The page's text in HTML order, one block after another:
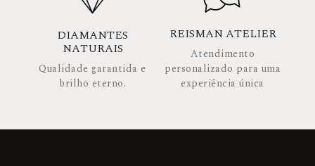
DIAMANTES
NATURAIS
Qualidade garantida e
brilho eterno.
REISMAN ATELIER
Atendimento
personalizado para uma
experiência única